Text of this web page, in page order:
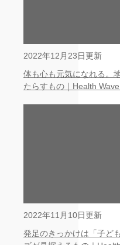
2022年12月23日更新
体も心も元気になれる。
たらすもの｜Health
2022年11月10日更新
発足のきっかけは「子ど